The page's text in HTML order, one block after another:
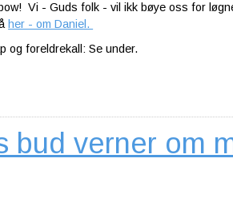
Vi - Guds folk - vil ikk bøye oss for
her - om Daniel.
og foreldrekall: Se under.
bud verner om